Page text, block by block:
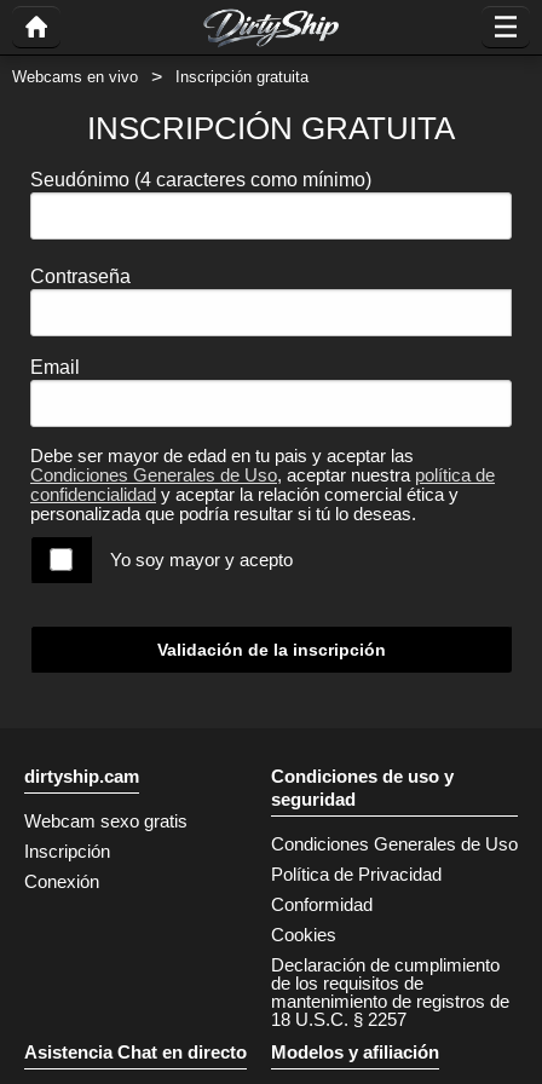
Webcams en vivo Inscripción gratuita
INSCRIPCIÓN GRATUITA
Seudónimo (4 caracteres como mínimo)
Contraseña
Email
Debe ser mayor de edad en tu pais y aceptar las
Condiciones Generales de Uso, aceptar nuestra política de
confidencialidad y aceptar la relación comercial ética y
personalizada que podría resultar si tú lo deseas.
Yo soy mayor y acepto
Validación de la inscripción
dirtyship.cam
Webcam sexo gratis
Inscripción
Conexión
Condiciones de uso y
seguridad
Condiciones Generales de Uso
Política de Privacidad
Conformidad
Cookies
Declaración de cumplimiento
de los requisitos de
mantenimiento de registros de
18 U.S.C. § 2257
Asistencia Chat en directo
Modelos y afiliación